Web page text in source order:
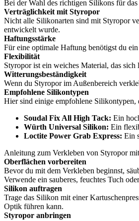
Bei der Wahl des richtigen Silikons für
Verträglichkeit mit Styropor
Nicht alle Silikonarten sind mit Styropor
entwickelt wurde.
Haftungsstärke
Für eine optimale Haftung benötigst du
Flexibilität
Styropor ist ein weiches Material, das
Witterungsbeständigkeit
Wenn du Styropor im Außenbereich
Empfohlene Silikontypen
Hier sind einige empfohlene
Soudal Fix All High Tack: Ein
Würth Universal Silikon: Ein
Loctite Power Grab Express: Ein
Anleitung zum Verkleben von Styropor
Oberflächen vorbereiten
Bevor du mit dem Verkleben beginnst,
Verwende ein sauberes, feuchtes Tuch
Silikon auftragen
Trage das Silikon mit einer
Optik führen kann.
Styropor anbringen